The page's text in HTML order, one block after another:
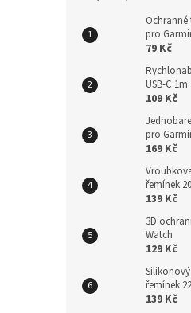
Ochranné
pro
79 Kč
USB-C 1m
109 Kč
pro
169 Kč
řemínek
139 Kč
3D
Watch
129 Kč
řemínek
139 Kč